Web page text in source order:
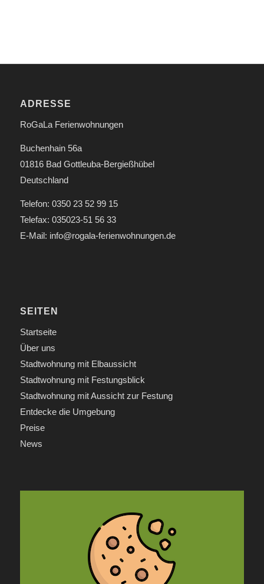
ADRESSE
RoGaLa Ferienwohnungen
Buchenhain 56a
01816 Bad Gottleuba-Bergießhübel
Deutschland
Telefon: 0350 23 52 99 15
Telefax: 035023-51 56 33
E-Mail: info@rogala-ferienwohnungen.de
SEITEN
Startseite
Über uns
Stadtwohnung mit Elbaussicht
Stadtwohnung mit Festungsblick
Stadtwohnung mit Aussicht zur Festung
Entdecke die Umgebung
Preise
News
INFORMATIONEN